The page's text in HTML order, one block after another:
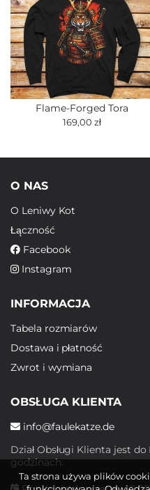
Flame-Forged Tora
169,00 zł
O NAS
O Leniwy Kot
Łączność
Facebook
Instagram
INFORMACJA
Tabela rozmiarów
Dostawa i płatność
Zwrot i wymiana
OBSŁUGA KLIENTA
info@faulekatze.de
Dział Obsługi Klienta jest
godzinach:
Ta strona używa plików